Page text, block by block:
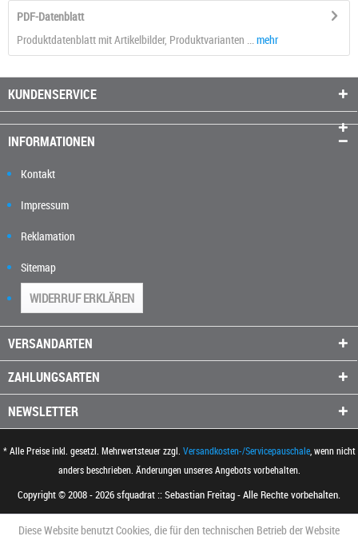
PDF-Datenblatt
Produktdatenblatt mit Artikelbilder, Produktvarianten ... mehr
KUNDENSERVICE
INFORMATIONEN
Kontakt
Impressum
Reklamation
Sitemap
WIDERRUF ERKLÄREN
VERSANDARTEN
ZAHLUNGSARTEN
NEWSLETTER
* Alle Preise inkl. gesetzl. Mehrwertsteuer zzgl. Versandkosten-/Servicepauschale, wenn nicht
anders beschrieben. Änderungen unseres Angebots vorbehalten.
Copyright © 2008 - 2026 sfquadrat :: Sebastian Freitag - Alle Rechte vorbehalten.
Diese Website benutzt Cookies, die für den technischen Betrieb der Website